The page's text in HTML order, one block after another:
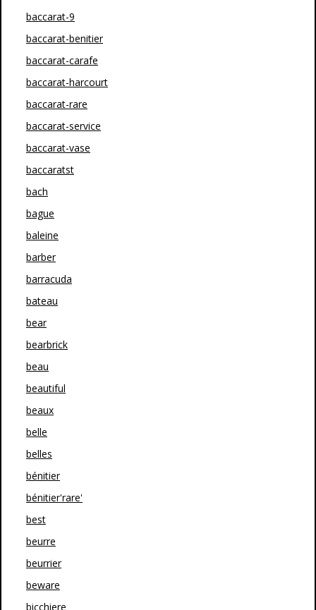
baccarat-9
baccarat-benitier
baccarat-carafe
baccarat-harcourt
baccarat-rare
baccarat-service
baccarat-vase
baccaratst
bach
bague
baleine
barber
barracuda
bateau
bear
bearbrick
beau
beautiful
beaux
belle
belles
bénitier
bénitier'rare'
best
beurre
beurrier
beware
bicchiere